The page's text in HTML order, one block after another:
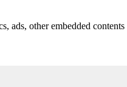
other embedded contents